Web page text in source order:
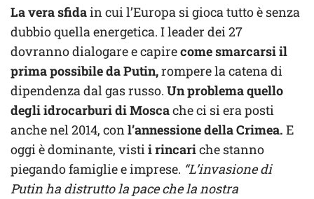
La vera sfidain cui l’Europa si gioca tutto è senza
dubbio quella energetica. I leader dei 27
dovranno dialogare e capirecome smarcarsi il
prima possibile da Putin,rompere la catena di
dipendenza dal gas russo. Un problema quello
degli idrocarburi di Moscache ci si era posti
anche nel 2014, conl’annessione della Crimea. E
oggi è dominante, vistii rincariche stanno
piegando famiglie e imprese. “L’invasione di
Putin ha distrutto la pace che la nostra